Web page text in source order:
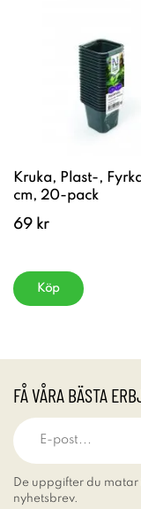
Kruka, Plast-,
cm, 20-pack
69 kr
Köp
FÅ VÅRA BÄSTA
De uppgifter du
nyhetsbrev.